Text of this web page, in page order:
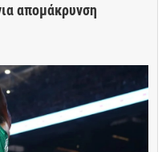
απομάκρυνση